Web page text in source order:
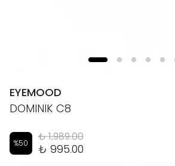
EYEMOOD
DOMINIK C8
%50 ₺ 1,989.00
₺ 995.00